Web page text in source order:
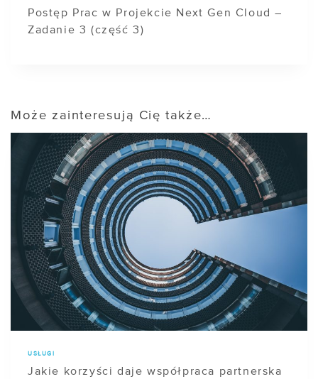
Postęp Prac w Projekcie Next Gen Cloud –
Zadanie 3 (część 3)
Może zainteresują Cię także…
USŁUGI
Jakie korzyści daje współpraca partnerska